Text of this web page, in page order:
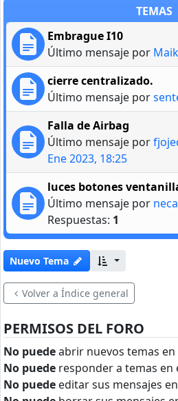
TEMAS
Embrague I10
Último mensaje por Maik
cierre centralizado.
Último mensaje por
Falla de Airbag
Último mensaje por
Ene 2023, 18:25
luces botones
Último mensaje por
Respuestas: 1
Nuevo Tema
Volver a Índice general
PERMISOS DEL FORO
No puedeabrir nuevos temas en
No puede responder a temas en
No puede editar sus mensajes